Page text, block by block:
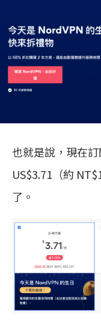
也就是說，現在
US$3.71（約
了。